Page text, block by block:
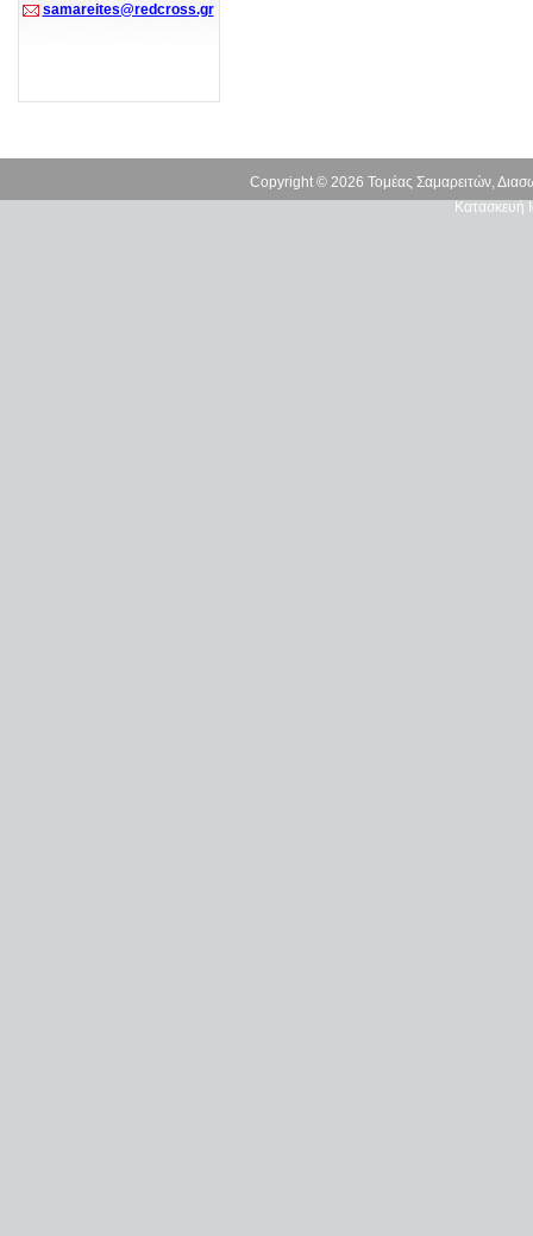
samareites@redcross.gr
Copyright © 2026 Τομέας Σαμαρειτών,
Κατασκευή